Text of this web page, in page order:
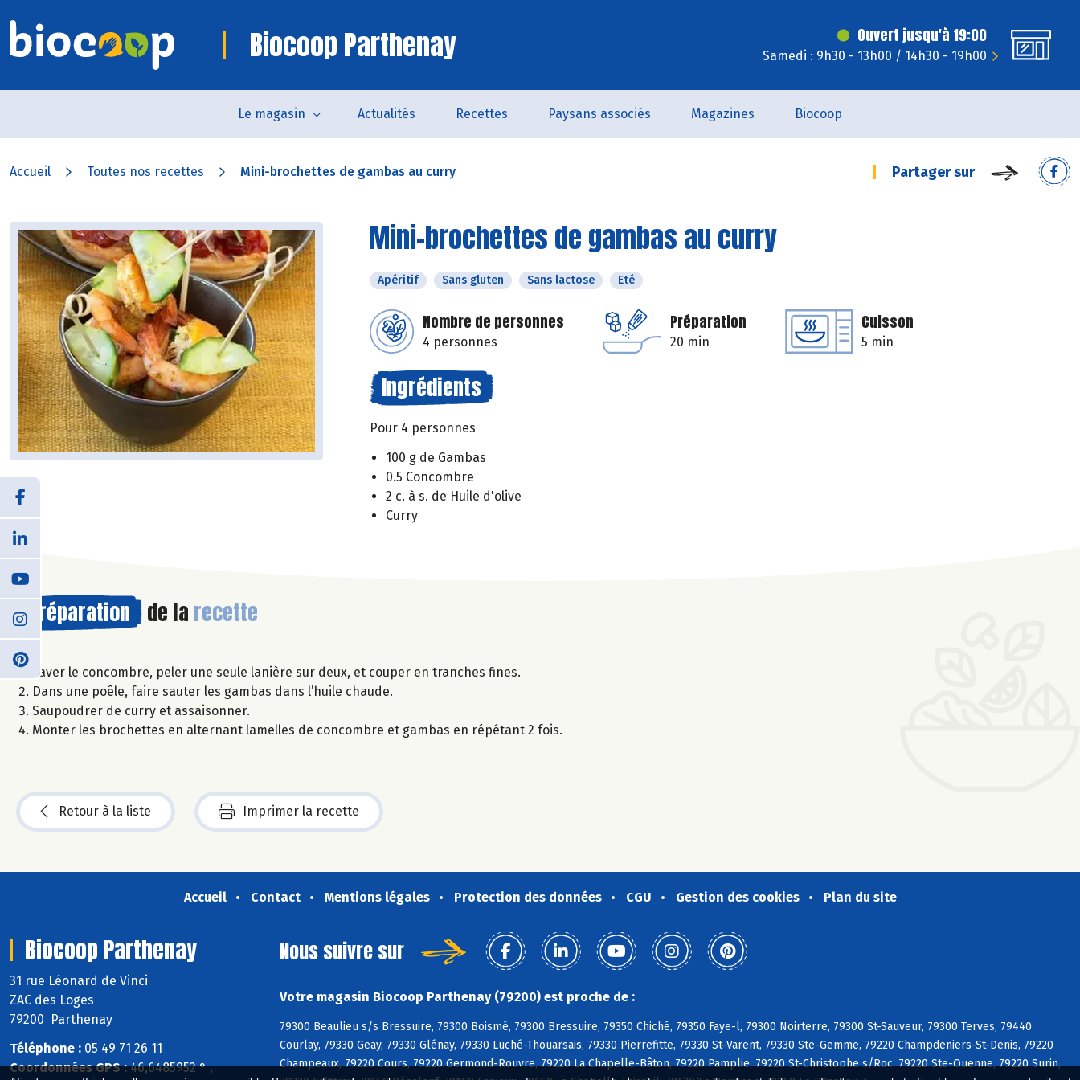
Biocoop Parthenay Ouvert jusqu'à 19:00
Samedi : 9h30 - 13h00 / 14h30 - 19h00
Le magasin Actualités Recettes Paysans associés Magazines Biocoop
Accueil Toutes nos recettes Mini-brochettes de gambas au curry Partager sur
Mini-brochettes de gambas au curry
Apéritif Sans gluten Sans lactose Eté
Nombre de personnes
4 personnes
Préparation
20 min
Cuisson
5 min
Ingrédients
Pour 4 personnes
100 g de Gambas
0.5 Concombre
2 c. à s. de Huile d'olive
Curry
Préparation de la recette
Laver le concombre, peler une seule lanière sur deux, et couper en tranches fines.
Dans une poêle, faire sauter les gambas dans l’huile chaude.
Saupoudrer de curry et assaisonner.
Monter les brochettes en alternant lamelles de concombre et gambas en répétant 2 fois.
Retour à la liste Imprimer la recette
Accueil Contact Mentions légales Protection des données CGU Gestion des cookies Plan du site
Biocoop Parthenay
31 rue Léonard de Vinci
ZAC des Loges
79200 Parthenay
Téléphone : 05 49 71 26 11
Coordonnées GPS :46,6485952 ° ,
Nous suivre sur
Votre magasin Biocoop Parthenay (79200) est proche de :
79300 Beaulieu s/s Bressuire, 79300 Boismé, 79300 Bressuire, 79350 Chiché, 79350 Faye-l, 79300 Noirterre, 79300 St-Sauveur, 79300 Terves, 79440
Courlay, 79330 Geay, 79330 Glénay, 79330 Luché-Thouarsais, 79330 Pierrefitte, 79330 St-Varent, 79330 Ste-Gemme, 79220 Champdeniers-St-Denis, 79220
Champeaux, 79220 Cours, 79220 Germond-Rouvre, 79220 La Chapelle-Bâton, 79220 Pamplie, 79220 St-Christophe s/Roc, 79220 Ste-Ouenne, 79220 Surin,